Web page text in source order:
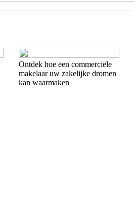
Ontdek hoe een commerciële
makelaar uw zakelijke dromen
kan waarmaken